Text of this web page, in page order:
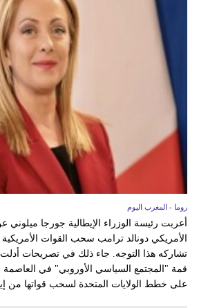
روما - المغرب اليوم
أعربت رئيسة الوزراء الإيطالية جورجا ميلوني
الأمريكي دونالد ترامب سحب القوات الأمريكية
تشاركه هذا التوجه. جاء ذلك في تصريحات
قمة "المجتمع السياسي الأوروبي" في العاصمة
على خطط الولايات المتحدة لسحب قواتها من